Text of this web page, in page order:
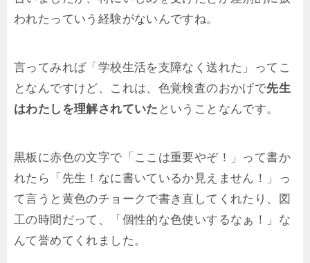
われたっていう経験がないんですね。
言ってみれば「学校生活を支障なく送れた」ってこ
となんですけど、これは、色覚検査のおかげで先生
はわたしを理解されていた ということなんです。
黒板に赤色の文字で「ここは重要やぞ！」って書か
れたら「先生！なに書いているか見えません！」っ
て言うと黄色のチョークで書き直してくれたり、図
工の時間だって、「個性的な色使いするなぁ！」な
んて誉めてくれました。